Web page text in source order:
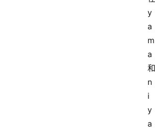
y
a
m
a
和
n
i
y
a